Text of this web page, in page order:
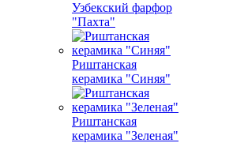
Узбекский фарфор
"Пахта"
Риштанская
керамика "Синяя"
Риштанская
керамика "Зеленая"